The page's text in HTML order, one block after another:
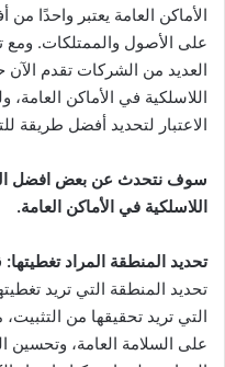
الأماكن العامة يعتبر واحدًا
على الأصول والممتلكات. ومع
العديد من الشركات تقدم الآن
اللاسلكية في الأماكن
الاعتبار لتحديد أفضل طريقة
سوف نتحدث عن بعض افضل
اللاسلكية في الأماكن العامة.
تحديد المنطقة المراد تغطيتها:
تحديد المنطقة التي تريد
التي تريد تحقيقها من
على السلامة العامة، وتحسين